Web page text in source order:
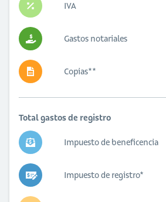
IVA
Gastos notariales
Copias**
Total gastos de registro
Impuesto de beneficencia
Impuesto de registro*